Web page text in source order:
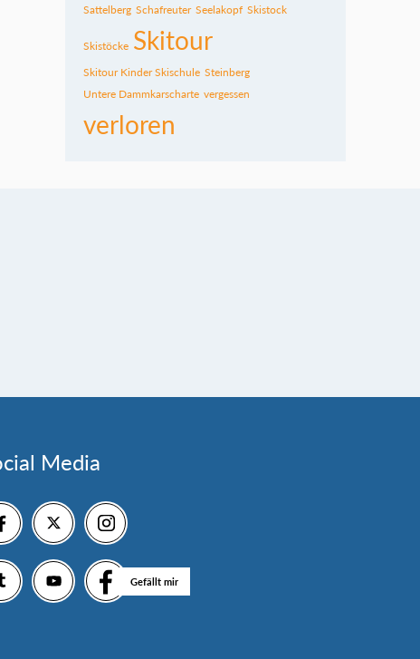
Sattelberg Schafreuter Seelakopf Skistock
Skistöcke Skitour
Skitour Kinder Skischule Steinberg
Untere Dammkarscharte vergessen
verloren
Media
Gefällt mir